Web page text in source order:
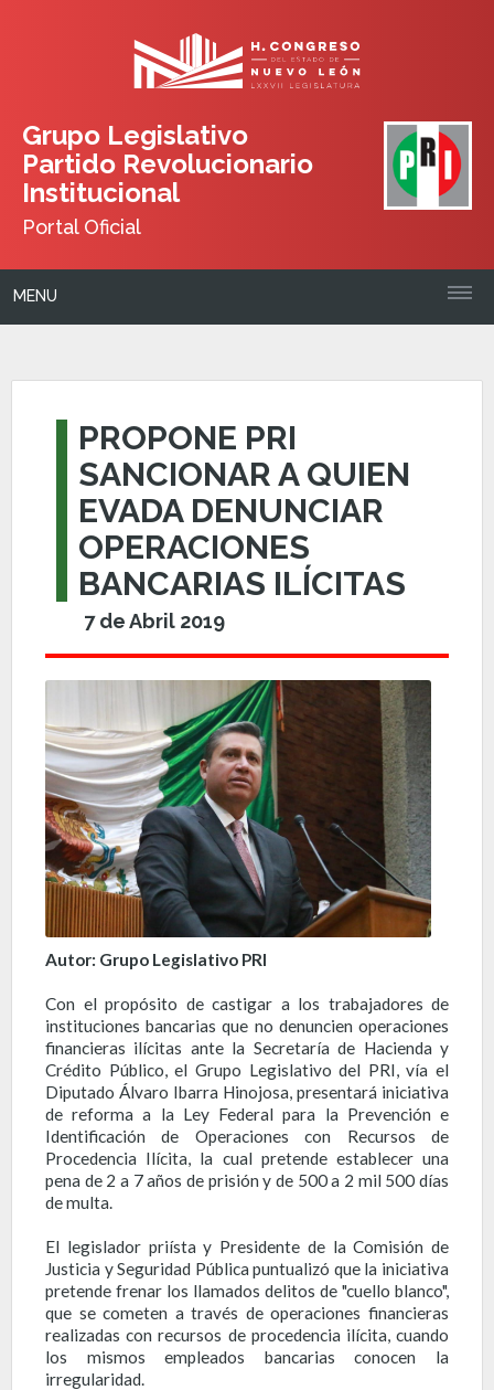
Grupo Legislativo
Partido Revolucionario
Institucional
Portal Oficial
MENU
PROPONE PRI
SANCIONAR A QUIEN
EVADA DENUNCIAR
OPERACIONES
BANCARIAS ILÍCITAS
7 de Abril 2019
Autor: Grupo Legislativo PRI
Con el propósito de castigar a los trabajadores de
instituciones bancarias que no denuncien operaciones
financieras ilícitas ante la Secretaría de Hacienda y
Crédito Público, el Grupo Legislativo del PRI, vía el
Diputado Álvaro Ibarra Hinojosa, presentará iniciativa
de reforma a la Ley Federal para la Prevención e
Identificación de Operaciones con Recursos de
Procedencia Ilícita, la cual pretende establecer una
pena de 2 a 7 años de prisión y de 500 a 2 mil 500 días
de multa.
El legislador priísta y Presidente de la Comisión de
Justicia y Seguridad Pública puntualizó que la iniciativa
pretende frenar los llamados delitos de "cuello blanco",
que se cometen a través de operaciones financieras
realizadas con recursos de procedencia ilícita, cuando
los mismos empleados bancarias conocen la
irregularidad.